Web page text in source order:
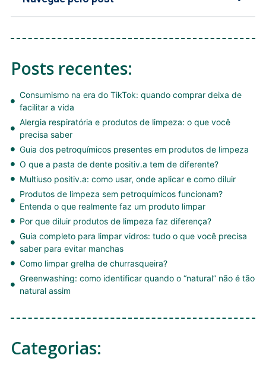
Posts recentes:
Consumismo na era do TikTok: quando comprar deixa de
facilitar a vida
Alergia respiratória e produtos de limpeza: o que você
precisa saber
Guia dos petroquímicos presentes em produtos de limpeza
O que a pasta de dente positiv.a tem de diferente?
Multiuso positiv.a: como usar, onde aplicar e como diluir
Produtos de limpeza sem petroquímicos funcionam?
Entenda o que realmente faz um produto limpar
Por que diluir produtos de limpeza faz diferença?
Guia completo para limpar vidros: tudo o que você precisa
saber para evitar manchas
Como limpar grelha de churrasqueira?
Greenwashing: como identificar quando o “natural” não é tão
natural assim
Categorias: